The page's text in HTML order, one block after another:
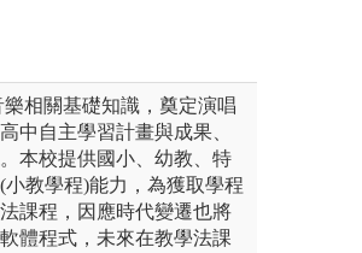
相關基礎知識，奠定演唱
中自主學習計畫與成果、
本校提供國小、幼教、特
教學程)能力，為獲取學程
課程，因應時代變遷也將
體程式，未來在教學法課